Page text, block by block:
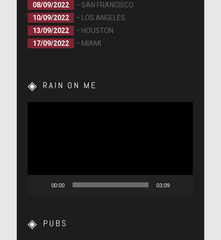
08/09/2022
– SAN FRANCISCO
10/09/2022
– LOS ANGELES
13/09/2022
– HOUSTON
17/09/2022
– MIAMI
RAIN ON ME
00:00 03:09
PUBS